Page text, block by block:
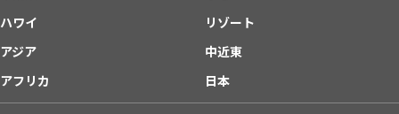
ハワイ
リゾート
アジア
中近東
アフリカ
日本